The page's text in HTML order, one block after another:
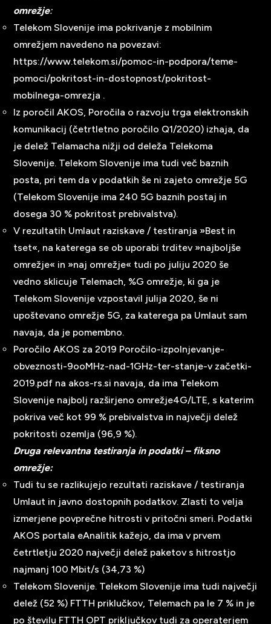
omrežje:
Telekom Slovenije ima pokrivanje z mobilnim
omrežjem navedeno na povezavi:
https://www.telekom.si/pomoc-in-podpora/teme-
pomoci/pokritost-in-dostopnost/pokritost-
mobilnega-omrezja .
Iz poročil AKOS, Poročila o razvoju trga elektronskih
komunikacij (četrtletno poročilo Q1/2020) izhaja, da
je delež Telamacha nižji od deleža Telekoma
Slovenije. Telekom Slovenije ima tudi več baznih
posta, pri tem da v podatkih še ni zajeto omrežje 5G
(Telekom Slovenije ima 240 5G baznih postaj in
dosega 30 % pokritost prebivalstva).
V rezultatih Umlaut raziskave / testiranja »Best in
tset«, na katerega se ob uporabi trditev »najboljše
omrežje« in »naj omrežje« tudi po juliju 2020 še
vedno sklicuje Telemach, %G omrežje, ki ga je
Telekom Slovenije vzpostavil julija 2020, še ni
upoštevano omrežje 5G, za katerega pa Umlaut sam
navaja, da je pomembno.
Poročilo AKOS za 2019 Poročilo-izpolnjevanje-
obveznosti-9ooMHz-nad-1GHz-ter-stanje-v začetki-
2019.pdf na akos-rs.si navaja, da ima Telekom
Slovenije najbolj razširjeno omrežje4G/LTE, s katerim
pokriva več kot 99 % prebivalstva in največji delež
pokritosti ozemlja (96,9 %).
Druga relevantna testiranja in podatki – fiksno
omrežje:
Tudi tu se razlikujejo rezultati raziskave / testiranja
Umlaut in javno dostopnih podatkov. Zlasti to velja
izmerjene povprečne hitrosti v pritočni smeri. Podatki
AKOS portala eAnalitik kažejo, da ima v prvem
četrtletju 2020 največji delež paketov s hitrostjo
najmanj 100 Mbit/s (34,73 %)
Telekom Slovenije. Telekom Slovenije ima tudi največji
delež (52 %) FTTH priklučkov, Telemach pa le 7 % in je
po številu FTTH OPT priključkov tudi za operaterjem